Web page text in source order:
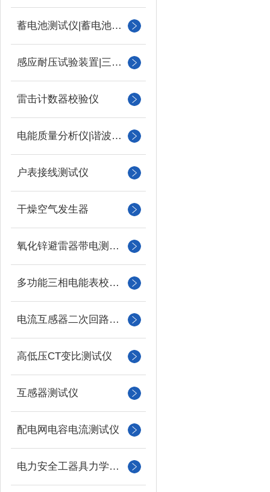
蓄电池测试仪|蓄电池充放电测试仪
感应耐压试验装置|三倍频
雷击计数器校验仪
电能质量分析仪|谐波测试
户表接线测试仪
干燥空气发生器
氧化锌避雷器带电测试仪（氧化锌避雷器测试仪）
多功能三相电能表校验仪
电流互感器二次回路负载测试仪
高低压CT变比测试仪
互感器测试仪
配电网电容电流测试仪
电力安全工器具力学性能试验机